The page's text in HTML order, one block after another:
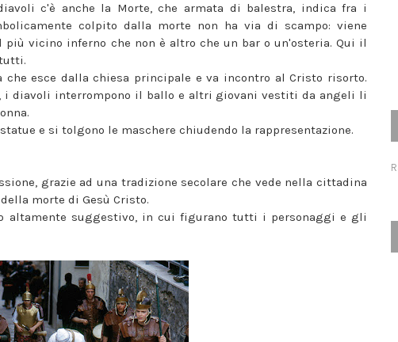
c'è anche la Morte, che armata di balestra, indica fra i
colpito dalla morte non ha via di scampo: viene
vicino inferno che non è altro che un bar o un'osteria. Qui il
esce dalla chiesa principale e va incontro al Cristo risorto.
diavoli interrompono il ballo e altri giovani vestiti da angeli li
e si tolgono le maschere chiudendo la rappresentazione.
grazie ad una tradizione secolare che vede nella cittadina
morte di Gesù Cristo.
altamente suggestivo, in cui figurano tutti i personaggi e gli